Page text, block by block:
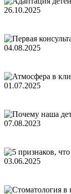
26.10.2025
04.08.2025
01.07.2025
07.08.2023
03.06.2025